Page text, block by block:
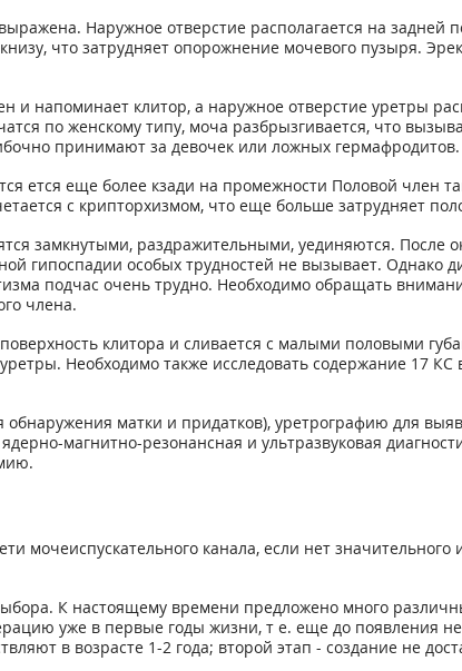
Наружное отверстие располагается на задней
что затрудняет опорожнение мочевого пузыря.
напоминает клитор, а наружное отверстие уретры
по женскому типу, моча разбрызгивается, что
принимают за девочек или ложных гермафродитов.
ется еще более кзади на промежности Половой член
с крипторхизмом, что еще больше затрудняет
замкнутыми, раздражительными, уединяются. После
гипоспадии особых трудностей не вызывает.
подчас очень трудно. Необходимо обращать
члена.
клитора и сливается с малыми половыми
Необходимо также исследовать содержание 17
матки и придатков), уретрографию для
магнитно-резонансная и ультразвуковая
мочеиспускательного канала, если нет
К настоящему времени предложено много
уже в первые годы жизни, т е. еще до появления
в возрасте 1-2 года; второй этап - создание не